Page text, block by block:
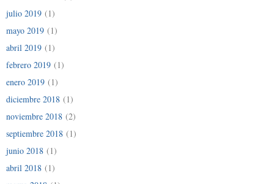
julio 2019 (1)
mayo 2019 (1)
abril 2019 (1)
febrero 2019 (1)
enero 2019 (1)
diciembre 2018 (1)
noviembre 2018 (2)
septiembre 2018 (1)
junio 2018 (1)
abril 2018 (1)